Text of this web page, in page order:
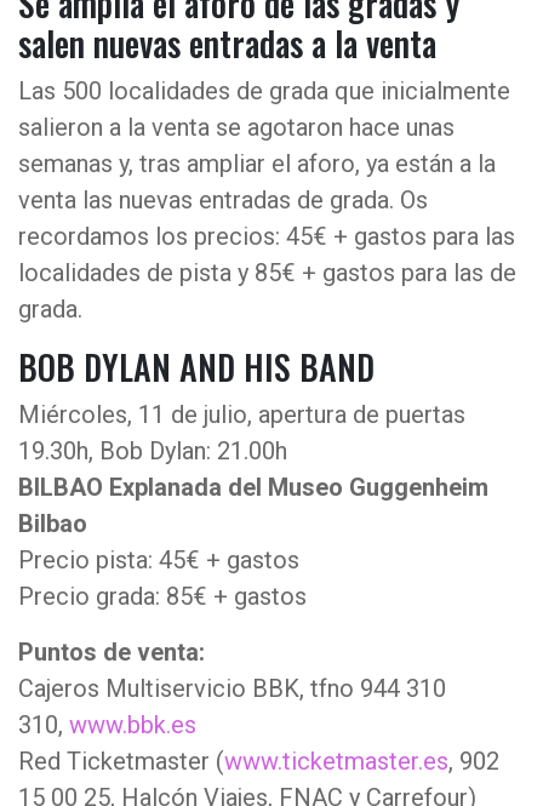
salen nuevas entradas a la venta
Las 500 localidades de grada que inicialmente
salieron a la venta se agotaron hace unas
semanas y, tras ampliar el aforo, ya están a la
venta las nuevas entradas de grada. Os
recordamos los precios: 45€ + gastos para las
localidades de pista y 85€ + gastos para las de
grada.
BOB DYLAN AND HIS BAND
Miércoles, 11 de julio, apertura de puertas
19.30h, Bob Dylan: 21.00h
BILBAO Explanada del Museo Guggenheim
Bilbao
Precio pista: 45€ + gastos
Precio grada: 85€ + gastos
Puntos de venta:
Cajeros Multiservicio BBK, tfno 944 310
310, www.bbk.es
Red Ticketmaster (www.ticketmaster.es, 902
15 00 25, Halcón Viajes, FNAC y Carrefour)